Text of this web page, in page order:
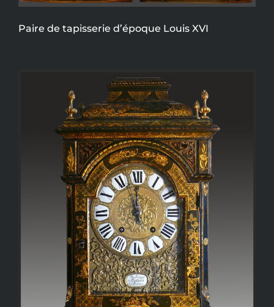
Paire de tapisserie d’époque Louis XVI